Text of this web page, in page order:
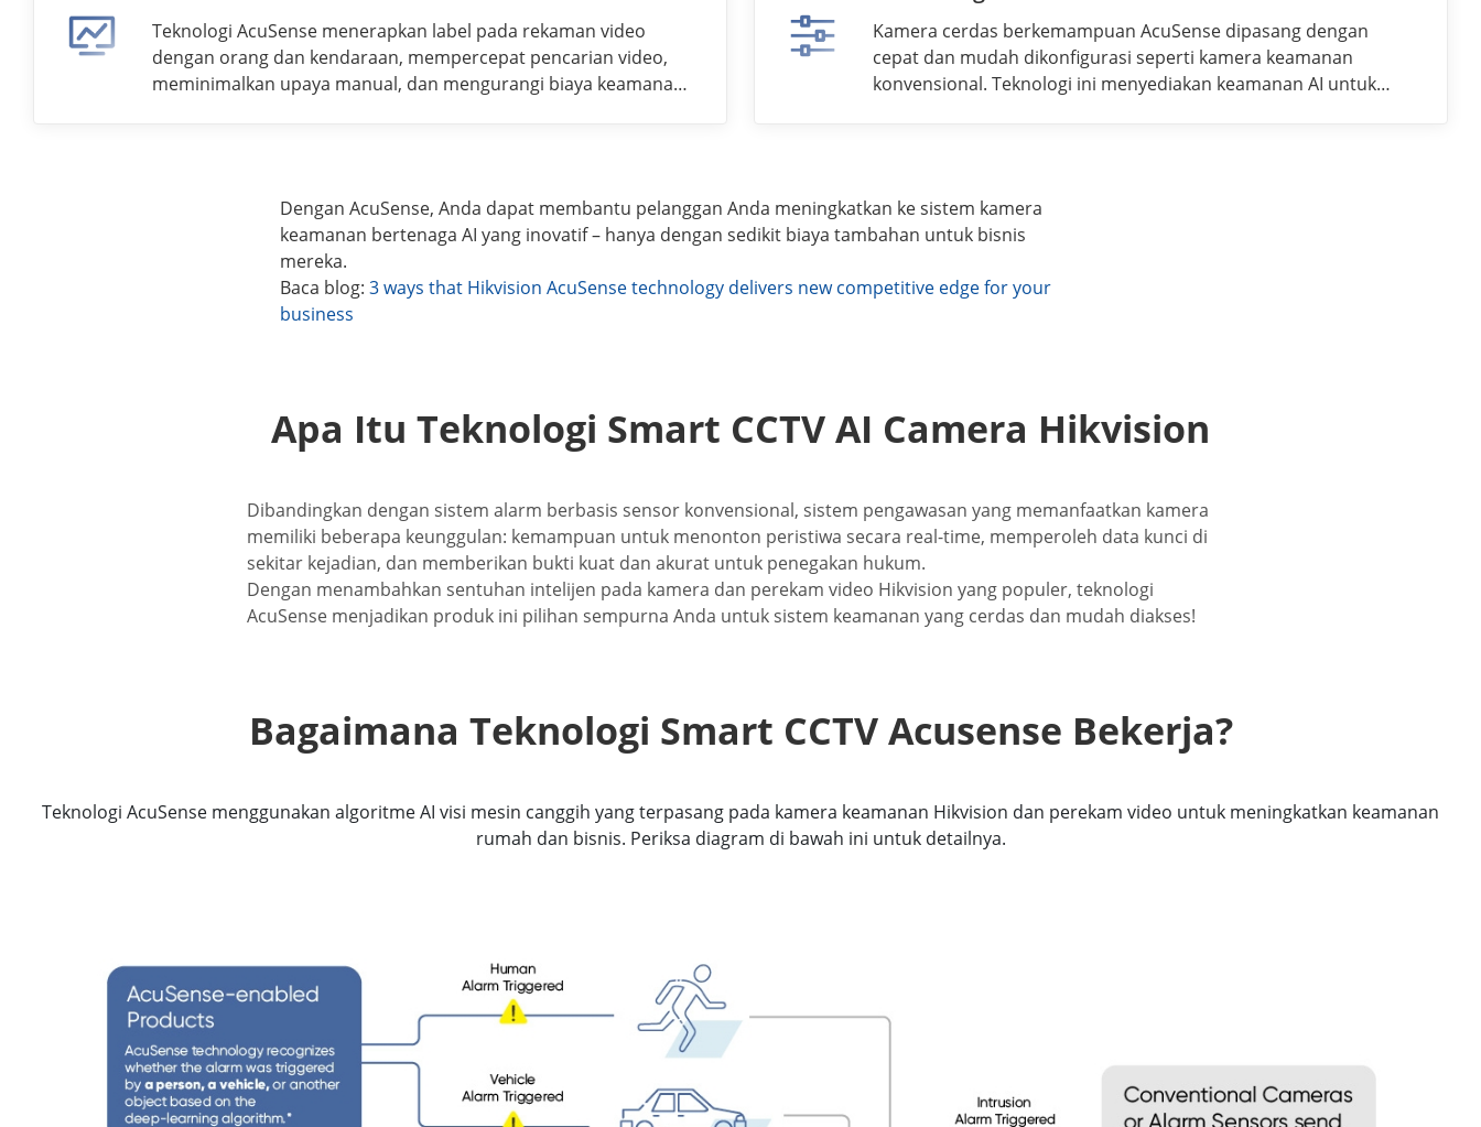
Teknologi AcuSense menerapkan label pada rekaman video
dengan orang dan kendaraan, mempercepat pencarian video,
meminimalkan upaya manual, dan mengurangi biaya keamanan
Kamera cerdas berkemampuan AcuSense dipasang dengan
cepat dan mudah dikonfigurasi seperti kamera keamanan
konvensional. Teknologi ini menyediakan keamanan AI untuk
Dengan AcuSense, Anda dapat membantu pelanggan Anda meningkatkan ke sistem kamera
keamanan bertenaga AI yang inovatif – hanya dengan sedikit biaya tambahan untuk bisnis
mereka.
Baca blog: 3 ways that Hikvision AcuSense technology delivers new competitive edge for your
business
Apa Itu Teknologi Smart CCTV AI Camera Hikvision
Dibandingkan dengan sistem alarm berbasis sensor konvensional, sistem pengawasan yang memanfaatkan kamera
memiliki beberapa keunggulan: kemampuan untuk menonton peristiwa secara real-time, memperoleh data kunci di
sekitar kejadian, dan memberikan bukti kuat dan akurat untuk penegakan hukum.
Dengan menambahkan sentuhan intelijen pada kamera dan perekam video Hikvision yang populer, teknologi
AcuSense menjadikan produk ini pilihan sempurna Anda untuk sistem keamanan yang cerdas dan mudah diakses!
Bagaimana Teknologi Smart CCTV Acusense Bekerja?
Teknologi AcuSense menggunakan algoritme AI visi mesin canggih yang terpasang pada kamera keamanan Hikvision dan perekam video untuk meningkatkan keamanan
rumah dan bisnis. Periksa diagram di bawah ini untuk detailnya.